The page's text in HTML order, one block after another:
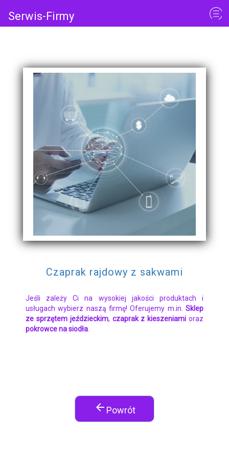
Serwis-Firmy
Czaprak rajdowy z sakwami
Jeśli zależy Ci na wysokiej jakości produktach i
usługach wybierz naszą firmę! Oferujemy m.in. Sklep
ze sprzętem jeździeckim, czaprak z kieszeniami oraz
pokrowce na siodła
arrow_back Powrót